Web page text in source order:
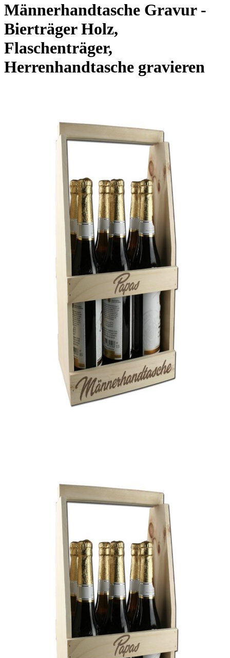
Männerhandtasche Gravur -
Bierträger Holz,
Flaschenträger,
Herrenhandtasche gravieren